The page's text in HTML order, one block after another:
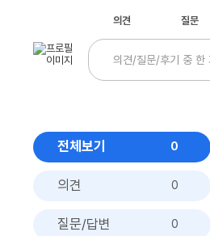
의견 질문
전체보기 0
의견 0
질문/답변 0